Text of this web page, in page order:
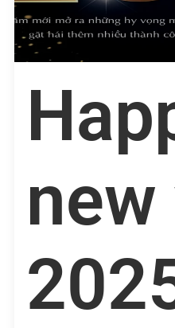
new